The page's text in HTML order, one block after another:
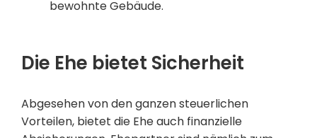
bewohnte Gebäude.
Die Ehe bietet Sicherheit
Abgesehen von den ganzen steuerlichen
Vorteilen, bietet die Ehe auch finanzielle